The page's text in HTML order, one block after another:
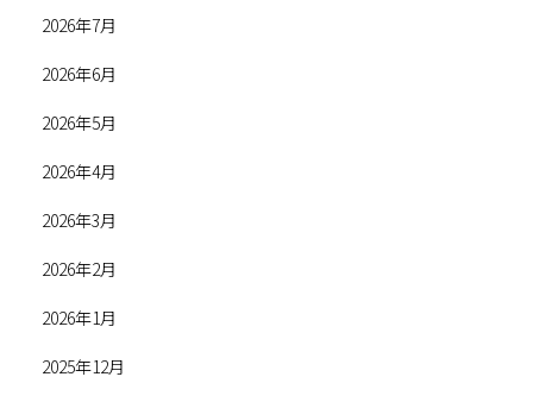
2026年7月
2026年6月
2026年5月
2026年4月
2026年3月
2026年2月
2026年1月
2025年12月